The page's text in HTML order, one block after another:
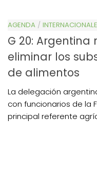
AGENDA /
G 20:
eliminar los
de alimentos
La delegación
con funcionarios de la
principal referente